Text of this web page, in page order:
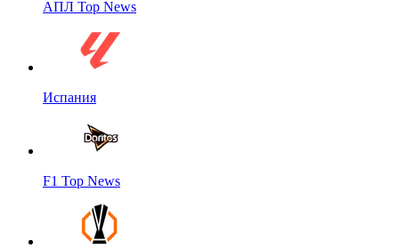
АПЛ Top News
Испания
F1 Top News